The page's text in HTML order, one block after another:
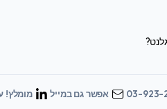
אפשר גם במייל מומלץ!